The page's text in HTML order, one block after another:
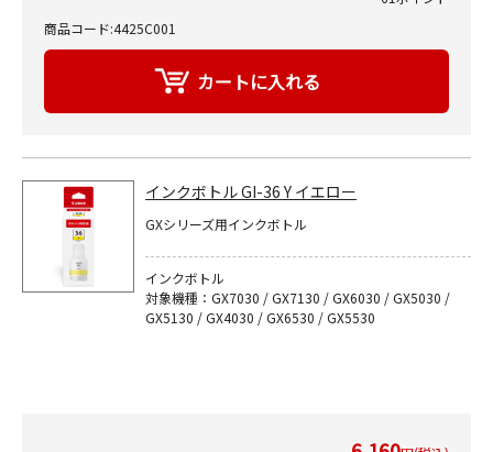
商品コード:4425C001
インクボトル GI-36 Y イエロー
GXシリーズ用インクボトル
インクボトル
対象機種：GX7030 / GX7130 / GX6030 / GX5030 /
GX5130 / GX4030 / GX6530 / GX5530